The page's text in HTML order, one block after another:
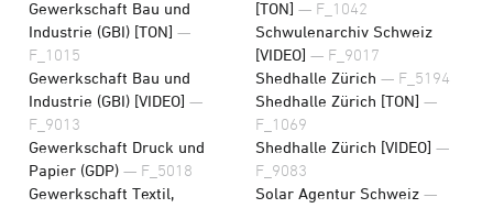
Gewerkschaft Bau und
Industrie (GBI) [TON] —
F_1015
Gewerkschaft Bau und
Industrie (GBI) [VIDEO] —
F_9013
Gewerkschaft Druck und
Papier (GDP) — F_5018
Gewerkschaft Textil,
[TON] — F_1042
Schwulenarchiv Schweiz
[VIDEO] — F_9017
Shedhalle Zürich — F_5194
Shedhalle Zürich [TON] —
F_1069
Shedhalle Zürich [VIDEO] —
F_9083
Solar Agentur Schweiz —